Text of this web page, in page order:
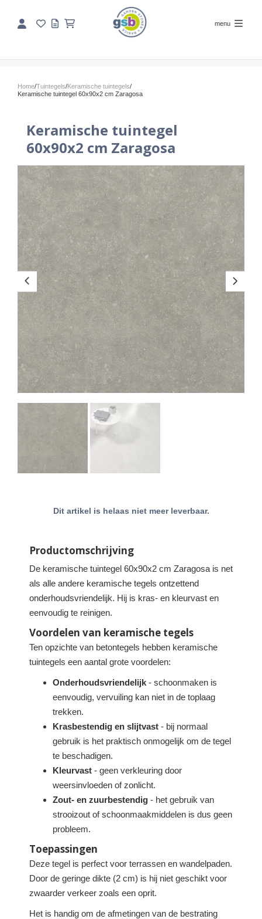
menu
Home/Tuintegels/Keramische tuintegels/
Keramische tuintegel 60x90x2 cm Zaragosa
Keramische tuintegel
60x90x2 cm Zaragosa
Dit artikel is helaas niet meer leverbaar.
Productomschrijving
De keramische tuintegel 60x90x2 cm Zaragosa is net
als alle andere keramische tegels ontzettend
onderhoudsvriendelijk. Hij is kras- en kleurvast en
eenvoudig te reinigen.
Voordelen van keramische tegels
Ten opzichte van betontegels hebben keramische
tuintegels een aantal grote voordelen:
Onderhoudsvriendelijk - schoonmaken is
eenvoudig, vervuiling kan niet in de toplaag
trekken.
Krasbestendig en slijtvast - bij normaal
gebruik is het praktisch onmogelijk om de tegel
te beschadigen.
Kleurvast - geen verkleuring door
weersinvloeden of zonlicht.
Zout- en zuurbestendig - het gebruik van
strooizout of schoonmaakmiddelen is dus geen
probleem.
Toepassingen
Deze tegel is perfect voor terrassen en wandelpaden.
Door de geringe dikte (2 cm) is hij niet geschikt voor
zwaarder verkeer zoals een oprit.
Het is handig om de afmetingen van de bestrating